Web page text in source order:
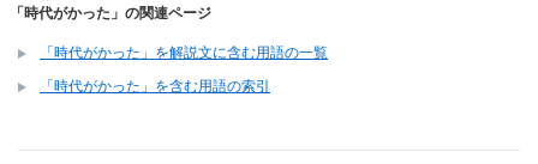
「時代がかった」の関連ページ
「時代がかった」を解説文に含む用語の一覧
「時代がかった」を含む用語の索引